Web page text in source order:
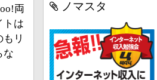
両
トは
リ
な
ノマスタ